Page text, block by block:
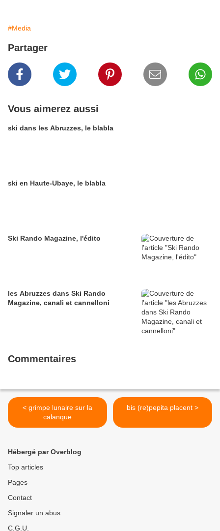
#Media
Partager
Vous aimerez aussi
ski dans les Abruzzes, le blabla
ski en Haute-Ubaye, le blabla
Ski Rando Magazine, l'édito
les Abruzzes dans Ski Rando
Magazine, canali et cannelloni
Commentaires
< grimpe lunaire sur la
calanque
bis (re)pepita placent >
Hébergé par Overblog
Top articles
Pages
Contact
Signaler un abus
C.G.U.